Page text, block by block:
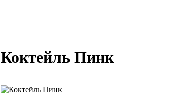
Коктейль Пинк